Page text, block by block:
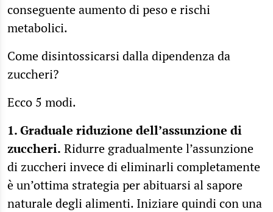
conseguente aumento di peso e rischi
metabolici.
Come disintossicarsi dalla dipendenza da
zuccheri?
Ecco 5 modi.
1. Graduale riduzione dell’assunzione di
zuccheri. Ridurre gradualmente l’assunzione
di zuccheri invece di eliminarli completamente
è un’ottima strategia per abituarsi al sapore
naturale degli alimenti. Iniziare quindi con una